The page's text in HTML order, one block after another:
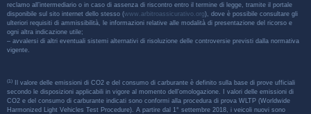
reclamo all’intermediario o in caso di assenza di riscontro entro il termine di legge, tramite il portale
disponibile sul sito internet dello stesso (www.arbitroassicurativo.org), dove è possibile consultare gli
ulteriori requisiti di ammissibilità, le informazioni relative alle modalità di presentazione del ricorso e
ogni altra indicazione utile;
– avvalersi di altri eventuali sistemi alternativi di risoluzione delle controversie previsti dalla normativa
vigente.
(1)
Il valore delle emissioni di CO2 e del consumo di carburante è definito sulla base di prove ufficiali
secondo le disposizioni applicabili in vigore al momento dell’omologazione. I valori delle emissioni di
CO2 e del consumo di carburante indicati sono conformi alla procedura di prova WLTP (Worldwide
Harmonized Light Vehicles Test Procedure). A partire dal 1° settembre 2018, i veicoli nuovi sono